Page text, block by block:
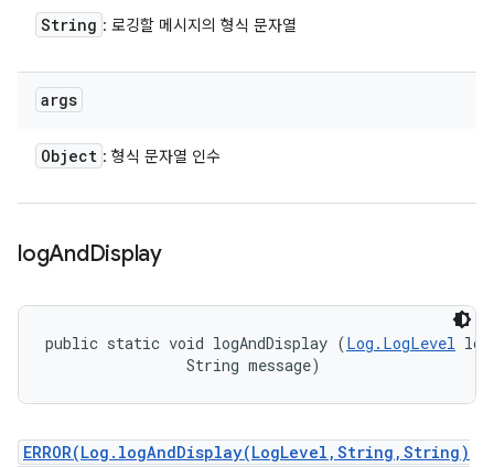
String : 로깅할 메시지의 형식 문자열
args
Object : 형식 문자열 인수
logAndDisplay
public static void logAndDisplay (Log.LogLevel
                String message)
ERROR(Log.logAndDisplay(LogLevel,String,String)